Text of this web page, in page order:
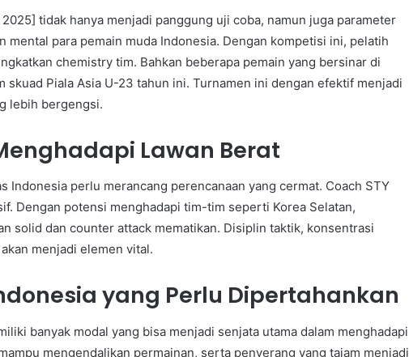
tidak hanya menjadi panggung uji coba, namun juga parameter
mental para pemain muda Indonesia. Dengan kompetisi ini, pelatih
chemistry tim. Bahkan beberapa pemain yang bersinar di
skuad Piala Asia U-23 tahun ini. Turnamen ini dengan efektif menjadi
lebih bergengsi.
Lawan Berat
Indonesia perlu merancang perencanaan yang cermat. Coach STY
Dengan potensi menghadapi tim-tim seperti Korea Selatan,
solid dan counter attack mematikan. Disiplin taktik, konsentrasi
menjadi elemen vital.
yang Perlu Dipertahankan
banyak modal yang bisa menjadi senjata utama dalam menghadapi
mengendalikan permainan, serta penyerang yang tajam menjadi